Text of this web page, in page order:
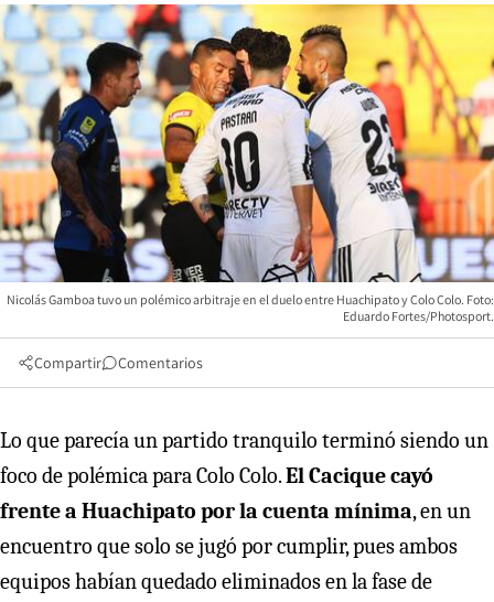
Nicolás Gamboa tuvo un polémico arbitraje en el duelo entre Huachipato y Colo Colo. Foto:
Eduardo Fortes/Photosport.
Compartir Comentarios
Lo que parecía un partido tranquilo terminó siendo un
foco de polémica para Colo Colo.El Cacique cayó
frente a Huachipato por la cuenta mínima, en un
encuentro que solo se jugó por cumplir, pues ambos
equipos habían quedado eliminados en la fase de